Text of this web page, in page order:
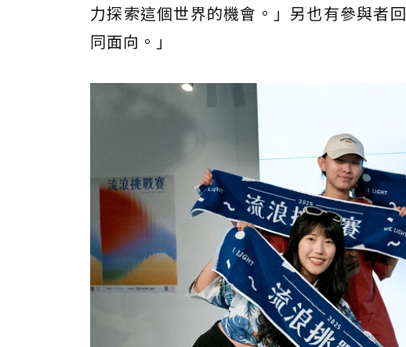
力探索這個世界的機會。」另也有參與者
同面向。」